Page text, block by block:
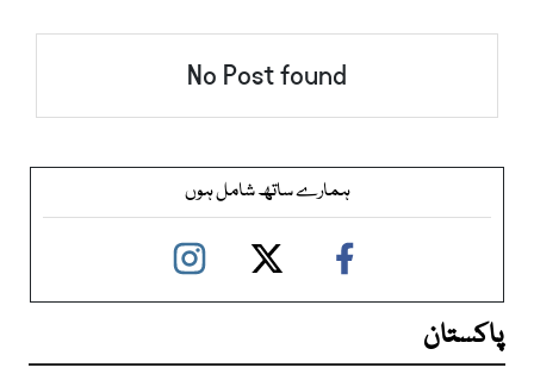
No Post found
ہمارے ساتھ شامل ہوں
پاکستان